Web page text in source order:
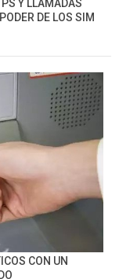
Y LLAMADAS
DE LOS SIM
CON UN